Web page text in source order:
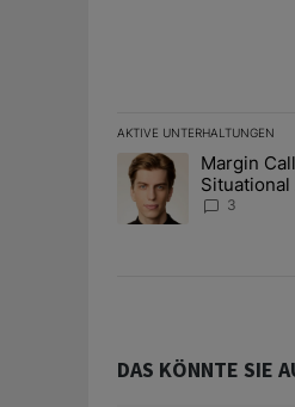
AKTIVE UNTERHALTUNGEN
Das Folgende ist
Ein Trendartikel mit
Margin
Situational
Alles über
3
DAS KÖNNTE SIE